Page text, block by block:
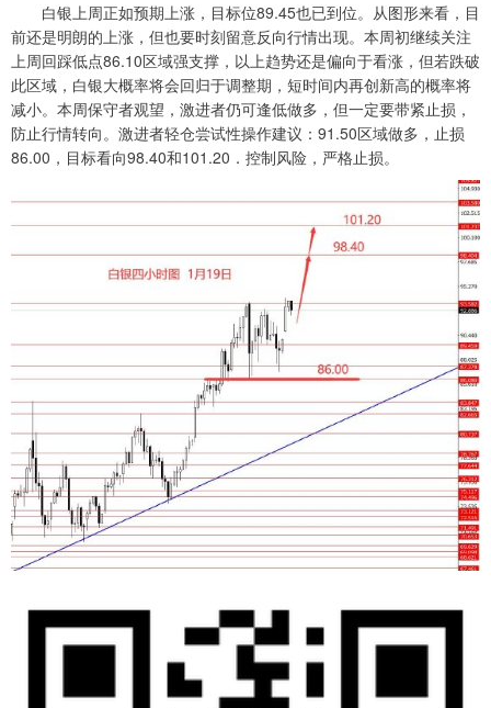
白银上周正如预期上涨，目标位89.45也已到位。从图形来看，目
前还是明朗的上涨，但也要时刻留意反向行情出现。本周初继续关注
上周回踩低点86.10区域强支撑，以上趋势还是偏向于看涨，但若跌破
此区域，白银大概率将会回归于调整期，短时间内再创新高的概率将
减小。本周保守者观望，激进者仍可逢低做多，但一定要带紧止损，
防止行情转向。激进者轻仓尝试性操作建议：91.50区域做多，止损
86.00，目标看向98.40和101.20．控制风险，严格止损。